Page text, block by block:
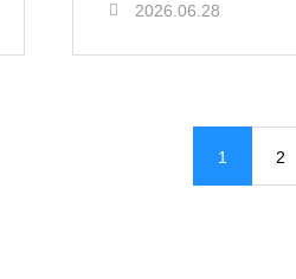
2026.06.28
1 2